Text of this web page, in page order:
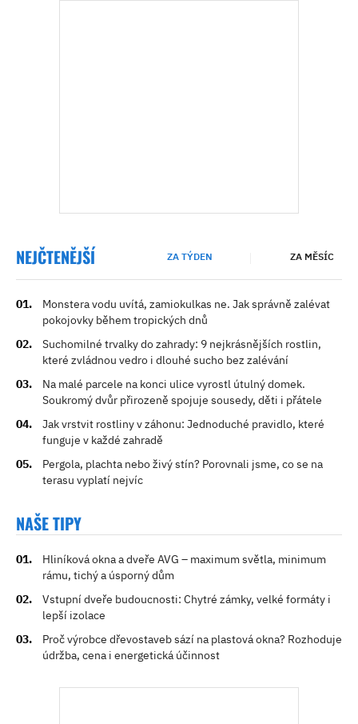
NEJČTENĚJŠÍ ZA TÝDEN ZA MĚSÍC
Monstera vodu uvítá, zamiokulkas ne. Jak správně zalévat
pokojovky během tropických dnů
Suchomilné trvalky do zahrady: 9 nejkrásnějších rostlin,
které zvládnou vedro i dlouhé sucho bez zalévání
Na malé parcele na konci ulice vyrostl útulný domek.
Soukromý dvůr přirozeně spojuje sousedy, děti i přátele
Jak vrstvit rostliny v záhonu: Jednoduché pravidlo, které
funguje v každé zahradě
Pergola, plachta nebo živý stín? Porovnali jsme, co se na
terasu vyplatí nejvíc
NAŠE TIPY
Hliníková okna a dveře AVG – maximum světla, minimum
rámu, tichý a úsporný dům
Vstupní dveře budoucnosti: Chytré zámky, velké formáty i
lepší izolace
Proč výrobce dřevostaveb sází na plastová okna? Rozhoduje
údržba, cena i energetická účinnost